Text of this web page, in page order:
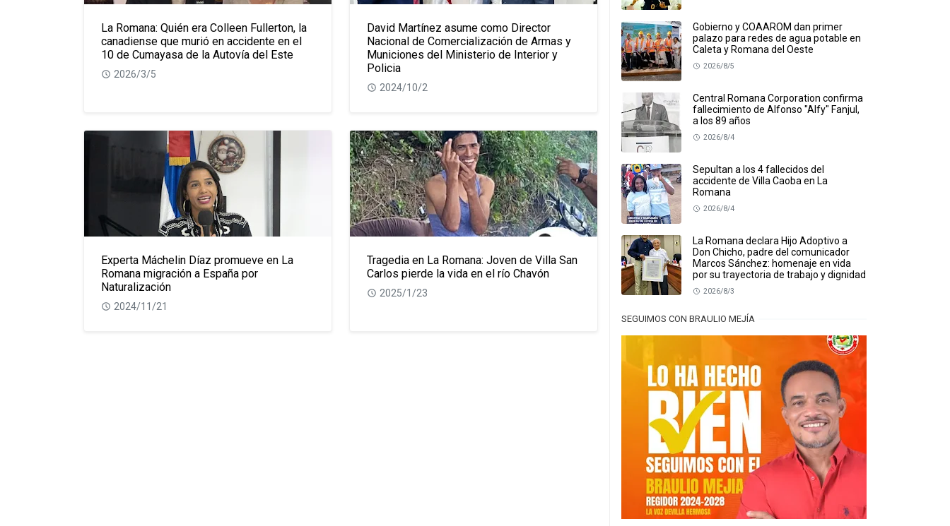
La Romana: Quién era Colleen Fullerton, la
canadiense que murió en accidente en el
10 de Cumayasa de la Autovía del Este
2026/3/5
David Martínez asume como Director
Nacional de Comercialización de Armas y
Municiones del Ministerio de Interior y
Policia
2024/10/2
Experta Máchelin Díaz promueve en La
Romana migración a España por
Naturalización
2024/11/21
Tragedia en La Romana: Joven de Villa San
Carlos pierde la vida en el río Chavón
2025/1/23
Gobierno y COAAROM dan primer
palazo para redes de agua potable en
Caleta y Romana del Oeste
2026/8/5
Central Romana Corporation confirma
fallecimiento de Alfonso "Alfy" Fanjul,
a los 89 años
2026/8/4
Sepultan a los 4 fallecidos del
accidente de Villa Caoba en La
Romana
2026/8/4
La Romana declara Hijo Adoptivo a
Don Chicho, padre del comunicador
Marcos Sánchez: homenaje en vida
por su trayectoria de trabajo y dignidad
2026/8/3
SEGUIMOS CON BRAULIO MEJÍA